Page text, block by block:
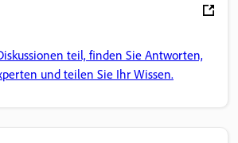
teil, finden Sie Antworten,
und teilen Sie Ihr Wissen.